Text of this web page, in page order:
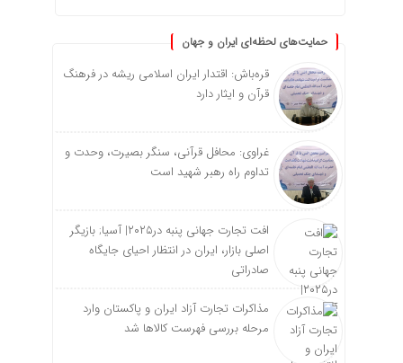
حمایت‌های لحظه‌ای ایران و جهان
قره‌باش: اقتدار ایران اسلامی ریشه در فرهنگ
قرآن و ایثار دارد
غراوی: محافل قرآنی، سنگر بصیرت، وحدت و
تداوم راه رهبر شهید است
افت تجارت جهانی پنبه در۲۰۲۵| آسیا; بازیگر
اصلی بازار، ایران در انتظار احیای جایگاه
صادراتی
مذاکرات تجارت آزاد ایران و پاکستان وارد
مرحله بررسی فهرست کالاها شد